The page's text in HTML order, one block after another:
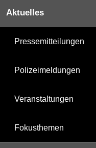
Aktuelles
Pressemitteilungen
Polizeimeldungen
Veranstaltungen
Fokusthemen